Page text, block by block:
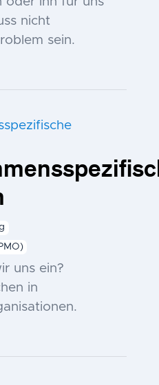
nicht
sein.
uns ein?
in